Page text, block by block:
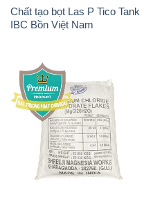
Chất tạo bọt Las P Tico Tank
IBC Bồn Việt Nam